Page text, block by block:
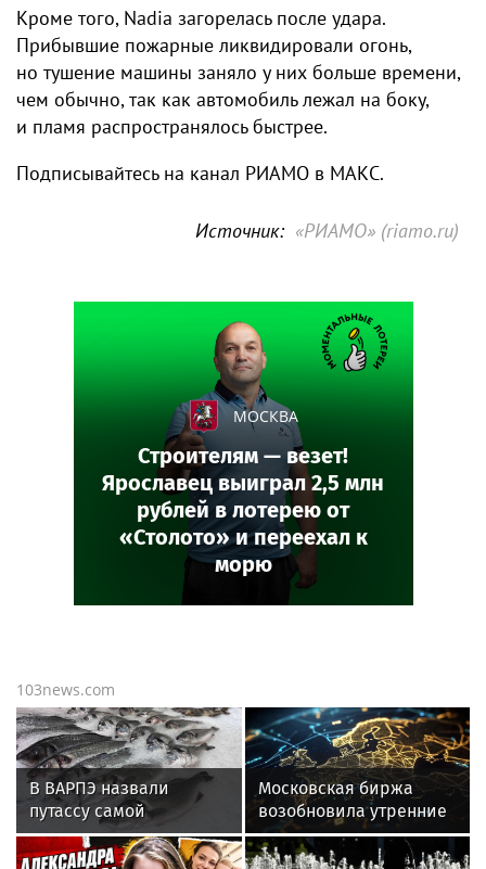
Кроме того, Nadia загорелась после удара.
Прибывшие пожарные ликвидировали огонь,
но тушение машины заняло у них больше времени,
чем обычно, так как автомобиль лежал на боку,
и пламя распространялось быстрее.
Подписывайтесь на канал РИАМО в МАКС.
Источник: «РИАМО» (riamo.ru)
103news.com
В ВАРПЭ назвали
путассу самой
доступной рыбой в
России
Московская биржа
возобновила утренние
сессии 27 января 2025
года
МОСКВА
Строителям — везет!
Ярославец выиграл 2,5 млн
рублей в лотерею от
«Столото» и переехал к
морю